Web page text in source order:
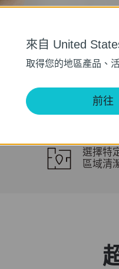
3L 防塵袋
解放雙手
長達2個月
選擇特
區域清
來自 United
取得您的地區產品、
前往